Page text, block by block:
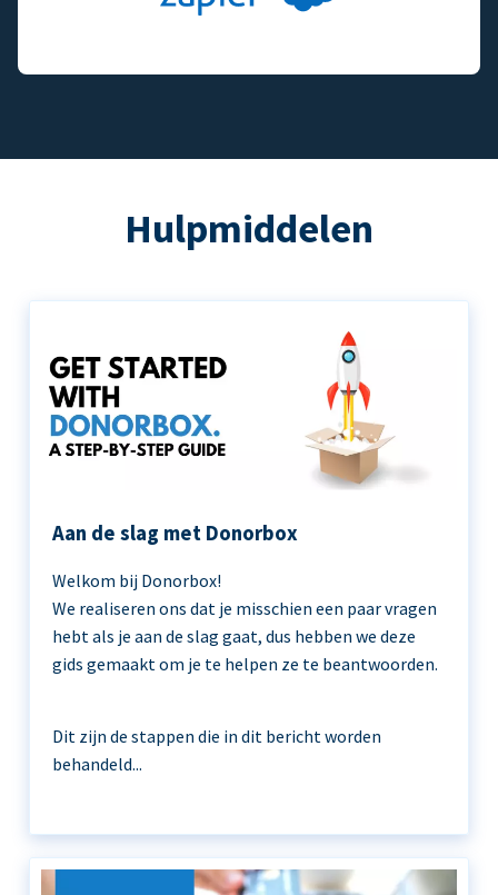
Hulpmiddelen
Aan de slag met Donorbox
Welkom bij Donorbox!
We realiseren ons dat je misschien een paar vragen
hebt als je aan de slag gaat, dus hebben we deze
gids gemaakt om je te helpen ze te beantwoorden.
Dit zijn de stappen die in dit bericht worden
behandeld...